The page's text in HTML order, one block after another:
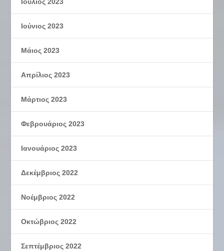
Ιούνιος 2023
Μάιος 2023
Απρίλιος 2023
Μάρτιος 2023
Φεβρουάριος 2023
Ιανουάριος 2023
Δεκέμβριος 2022
Νοέμβριος 2022
Οκτώβριος 2022
Σεπτέμβριος 2022